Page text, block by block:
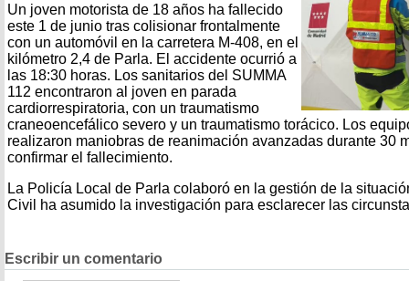
Un joven motorista de 18 años ha fallecido
este 1 de junio tras colisionar frontalmente
con un automóvil en la carretera M-408, en el
kilómetro 2,4 de Parla. El accidente ocurrió a
las 18:30 horas. Los sanitarios del SUMMA
112 encontraron al joven en parada
cardiorrespiratoria, con un traumatismo
craneoencefálico severo y un traumatismo torácico. Los
realizaron maniobras de reanimación avanzadas durante 30
confirmar el fallecimiento.
La Policía Local de Parla colaboró en la gestión de la
Civil ha asumido la investigación para esclarecer las
Escribir un comentario